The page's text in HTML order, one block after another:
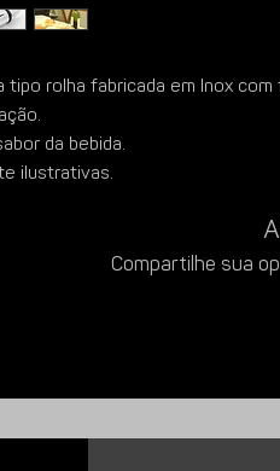
tipo rolha fabricada em Inox
da bebida.
ilustrativas.
Compartilhe sua